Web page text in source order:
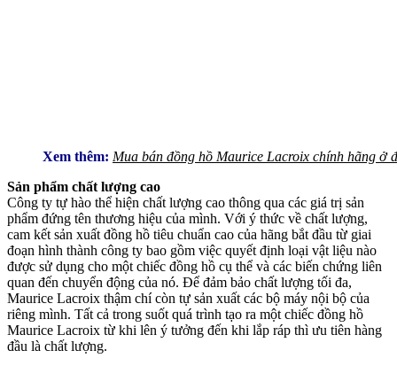
Xem thêm: Mua bán đồng hồ Maurice Lacroix chính hãng ở
Sản phẩm chất lượng cao
Công ty tự hào thể hiện chất lượng cao thông qua các giá trị sản
phẩm đứng tên thương hiệu của mình. Với ý thức về chất lượng,
cam kết sản xuất đồng hồ tiêu chuẩn cao của hãng bắt đầu từ giai
đoạn hình thành công ty bao gồm việc quyết định loại vật liệu nào
được sử dụng cho một chiếc đồng hồ cụ thể và các biến chứng liên
quan đến chuyển động của nó. Để đảm bảo chất lượng tối đa,
Maurice Lacroix thậm chí còn tự sản xuất các bộ máy nội bộ của
riêng mình. Tất cả trong suốt quá trình tạo ra một chiếc đồng hồ
Maurice Lacroix từ khi lên ý tưởng đến khi lắp ráp thì ưu tiên hàng
đầu là chất lượng.